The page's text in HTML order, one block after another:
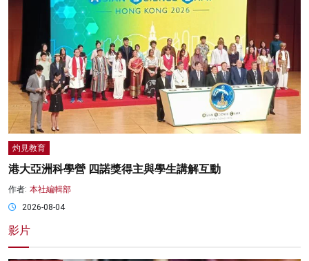
灼見教育
港大亞洲科學營 四諾獎得主與學生講解互動
作者: 本社編輯部
2026-08-04
影片